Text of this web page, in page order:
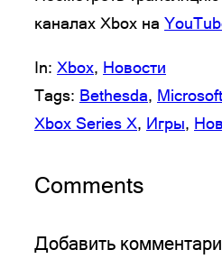
каналах Xbox на
In: Xbox, Новости
Tags: Bethesda,
Xbox Series X, Игры,
Comments
Добавить